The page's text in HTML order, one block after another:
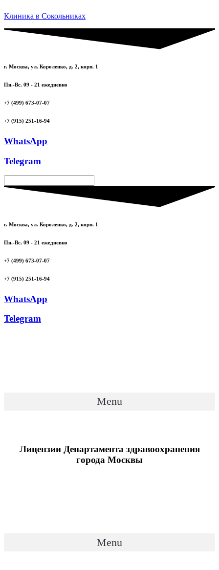
Клиника в Сокольниках
г. Москва, ул. Короленко, д. 2, корп. 1
Пн.-Вс. 09 - 21 ежедневно
+7 (499) 673-07-07
+7 (915) 251-16-94
WhatsApp
Telegram
г. Москва, ул. Короленко, д. 2, корп. 1
Пн.-Вс. 09 - 21 ежедневно
+7 (499) 673-07-07
+7 (915) 251-16-94
WhatsApp
Telegram
Menu
Лицензии Департамента здравоохранения
города Москвы
Menu